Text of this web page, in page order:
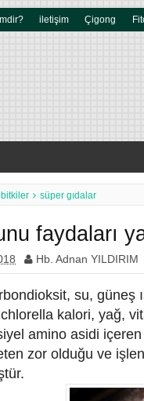
iletişim Çigong
bitkiler süper gıdalar
faydaları
Hb. Adnan YILDIRIM
su, güneş
kalori, yağ,
amino asidi
zor olduğu ve